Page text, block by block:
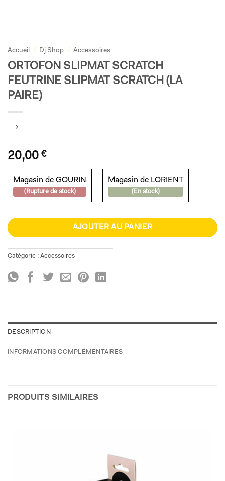
Accueil / Dj Shop / Accessoires
ORTOFON SLIPMAT SCRATCH
FEUTRINE SLIPMAT SCRATCH (LA
PAIRE)
20,00 €
Magasin de GOURIN
(Rupture de stock)
Magasin de LORIENT
(En stock)
AJOUTER AU PANIER
Catégorie : Accessoires
DESCRIPTION
INFORMATIONS COMPLÉMENTAIRES
PRODUITS SIMILAIRES